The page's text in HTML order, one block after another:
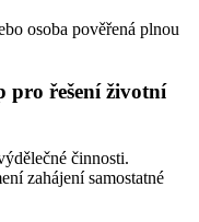
osoba pověřená plnou
pro řešení životní
činnosti.
zahájení samostatné